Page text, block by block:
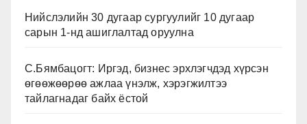
Нийслэлийн 30 дугаар сургуулийг 10 дугаар
сарын 1-нд ашиглалтад оруулна
С.Бямбацогт: Иргэд, бизнес эрхлэгчдэд хүрсэн
өгөөжөөрөө ажлаа үнэлж, хэрэгжилтээ
тайлагнадаг байх ёстой